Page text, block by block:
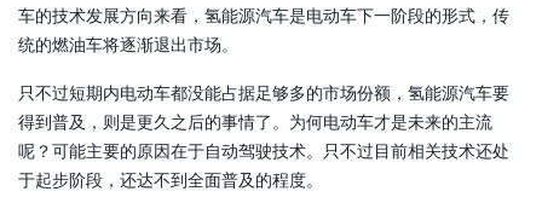
车的技术发展方向来看，氢能源汽车是电动车下一阶段的形式，传
统的燃油车将逐渐退出市场。
只不过短期内电动车都没能占据足够多的市场份额，氢能源汽车要
得到普及，则是更久之后的事情了。为何电动车才是未来的主流
呢？可能主要的原因在于自动驾驶技术。只不过目前相关技术还处
于起步阶段，还达不到全面普及的程度。